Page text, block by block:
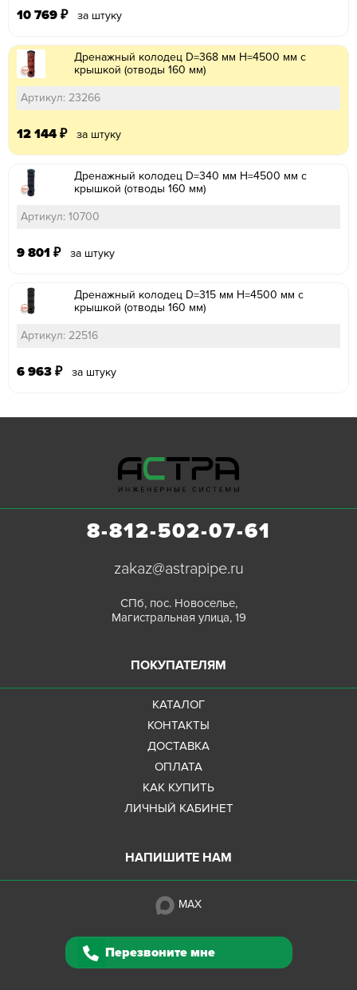
10 769 ₽ за штуку
Дренажный колодец D=368 мм H=4500 мм с
крышкой (отводы 160 мм)
Артикул: 23266
12 144 ₽ за штуку
Дренажный колодец D=340 мм H=4500 мм с
крышкой (отводы 160 мм)
Артикул: 10700
9 801 ₽ за штуку
Дренажный колодец D=315 мм H=4500 мм с
крышкой (отводы 160 мм)
Артикул: 22516
6 963 ₽ за штуку
8-812-502-07-61
zakaz@astrapipe.ru
СПб, пос. Новоселье,
Магистральная улица, 19
ПОКУПАТЕЛЯМ
КАТАЛОГ
КОНТАКТЫ
ДОСТАВКА
ОПЛАТА
КАК КУПИТЬ
ЛИЧНЫЙ КАБИНЕТ
НАПИШИТЕ НАМ
MAX
Перезвоните мне